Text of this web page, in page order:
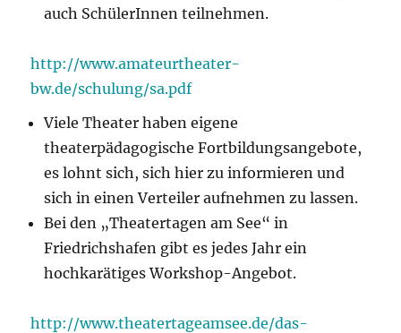
auch SchülerInnen teilnehmen.
http://www.amateurtheater-
bw.de/schulung/sa.pdf
Viele Theater haben eigene
theaterpädagogische Fortbildungsangebote,
es lohnt sich, sich hier zu informieren und
sich in einen Verteiler aufnehmen zu lassen.
Bei den „Theatertagen am See“ in
Friedrichshafen gibt es jedes Jahr ein
hochkarätiges Workshop-Angebot.
http://www.theatertageamsee.de/das-